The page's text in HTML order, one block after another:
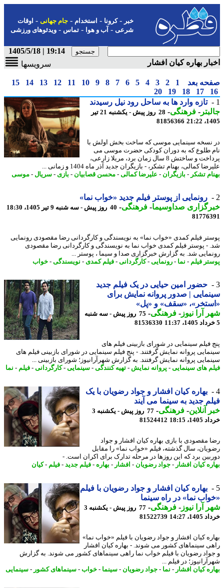
-کرونا-استخدام- جام جهانی-اوقات
شرعی-آب و هوا-تماس-ویدئوهای ورزشی
19:14 | 1405/5/18
بهاره کیان افشار
سرویسها
بعد 1
2
3
4
5
6
7
8
9
10
11
12
13
14
15
17
18
19
20
تازه وارد ها به ساحل رود نیل رسیدند
-فرهنگی-
28 روز پیش - یکشنبه 21 تیر
81856366
نسخه سینمایی موسی که ساخت بخش اولش با
طلوع که به دوران کودکی حضرت موسی می
پرداخت و ساختش 8 سال زمان برد، مریلا زارعی،
کمالی، بهنام تشکر، - بازیگران جدید آذر ماه 1404 و زمانی ...
تشکر-بازیگران- علیرضا کمالی-محسن قصابیان-بازی - سریال-موسی
رونمایی از پوستر فیلم جدید «خواب نما»
صداوسیما-فرهنگی-40 روز پیش - سه شنبه 9 تیر 1405، 18:30
فیلم کمدی «خواب نما» به نویسندگی و کارگردانی رضا مقصودی رونمایی
- پوستر فیلم کمدی خواب نما به نویسندگی و کارگردانی رضا مقصودی
شد. به گزارش خبرگزاری صدا و سیما ، پوستر ...
فیلم -نما -رونمایی-کارگردانی- فیلم کمدی-نویسندگی-خواب
حضور امین حیایی در یک فیلم جدید
| صدور پروانه نمایش برای
«سقف» و «پل»
آرا نیوز-فرهنگی-
75 روز پیش - سه شنبه
81536330
فیلم سینمایی در شورای بازبینی فیلم های
پروانه نمایش گرفتند. - پنج فیلم سینمایی در شورای بازبینی فیلم های
پروانه نمایش گرفتند. به گزارش شهرآرانیوز؛ شورای بازبینی ...
های سینمایی-پروانه نمایش-تهیه کنندگی-سینمایی-کارگردانی- فیلم -نما
بهاره کیان افشار و جواد رضویان با یک
جدید به سینما می آیند
آنلاین-فرهنگی-
77 روز پیش - یکشنبه 3
18:15
81524412
مقصودی با بازی بهاره کیان افشار و جواد
سال گذشته، فیلم «خواب نما» را مقابل
برد که این روزها در مرحله تدارک برای اکران است. -
کیان افشار-جواد رضویان-افشار-بهاره-فیلم جدید-فیلم -کیان
بهاره کیان افشار و جواد رضویان با فیلم
نما» در راه سینما
آرا نیوز-فرهنگی-
77 روز پیش - یکشنبه 3
14:27
81522739
کیان افشار و جواد رضویان با فیلم «خواب نما»
سینماهای کشور می شوند. - بهاره کیان افشار
رضویان با فیلم خواب نما راهی سینماهای کشور می شوند. به گزارش
در فیلم ...
کیان افشار-نما -جواد رضویان-سینما-خواب- سینماهای کشور-سینمایی